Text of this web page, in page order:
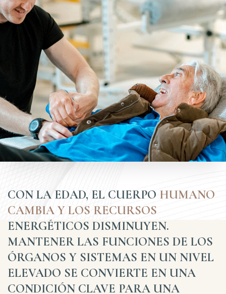
CON LA EDAD, EL CUERPO HUMANO
CAMBIA Y LOS RECURSOS
ENERGÉTICOS DISMINUYEN.
MANTENER LAS FUNCIONES DE LOS
ÓRGANOS Y SISTEMAS EN UN NIVEL
ELEVADO SE CONVIERTE EN UNA
CONDICIÓN CLAVE PARA UNA